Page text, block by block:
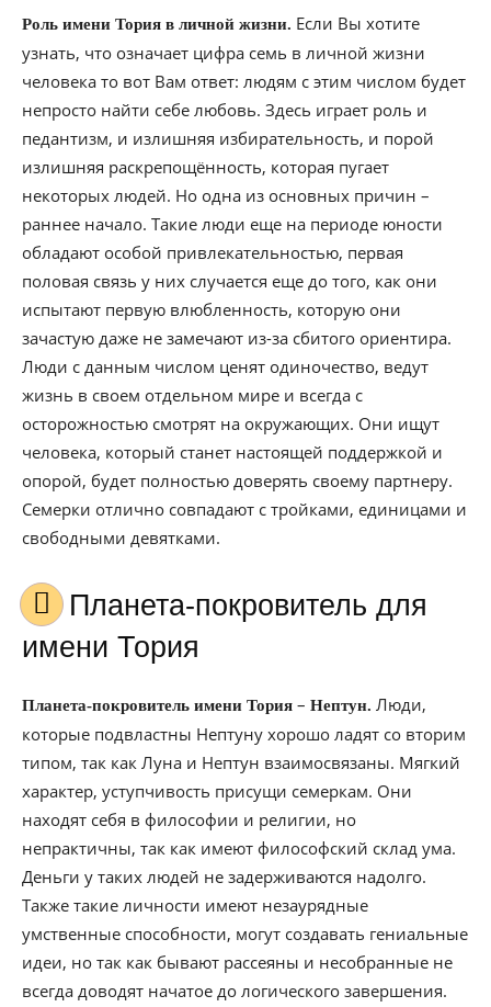
Роль имени Тория в личной жизни. Если Вы хотите
узнать, что означает цифра семь в личной жизни
человека то вот Вам ответ: людям с этим числом будет
непросто найти себе любовь. Здесь играет роль и
педантизм, и излишняя избирательность, и порой
излишняя раскрепощённость, которая пугает
некоторых людей. Но одна из основных причин –
раннее начало. Такие люди еще на периоде юности
обладают особой привлекательностью, первая
половая связь у них случается еще до того, как они
испытают первую влюбленность, которую они
зачастую даже не замечают из-за сбитого ориентира.
Люди с данным числом ценят одиночество, ведут
жизнь в своем отдельном мире и всегда с
осторожностью смотрят на окружающих. Они ищут
человека, который станет настоящей поддержкой и
опорой, будет полностью доверять своему партнеру.
Семерки отлично совпадают с тройками, единицами и
свободными девятками.
Планета-покровитель для
имени Тория
Планета-покровитель имени Тория – Нептун. Люди,
которые подвластны Нептуну хорошо ладят со вторим
типом, так как Луна и Нептун взаимосвязаны. Мягкий
характер, уступчивость присущи семеркам. Они
находят себя в философии и религии, но
непрактичны, так как имеют философский склад ума.
Деньги у таких людей не задерживаются надолго.
Также такие личности имеют незаурядные
умственные способности, могут создавать гениальные
идеи, но так как бывают рассеяны и несобранные не
всегда доводят начатое до логического завершения.